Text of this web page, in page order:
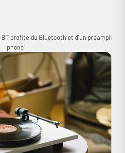
profite du Bluetooth et d'un préampli
phono"